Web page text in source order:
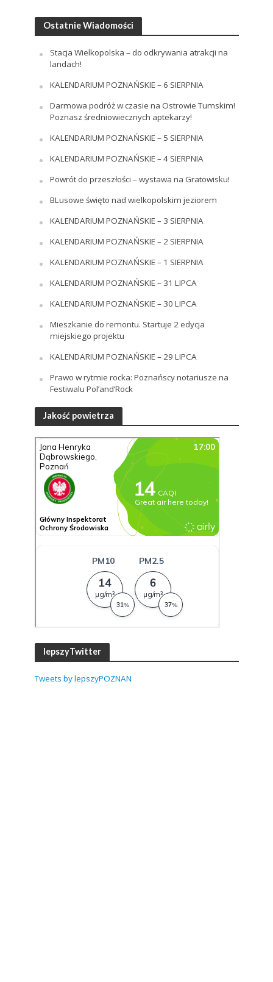
Ostatnie Wiadomości
Stacja Wielkopolska – do odkrywania atrakcji na
landach!
KALENDARIUM POZNAŃSKIE – 6 SIERPNIA
Darmowa podróż w czasie na Ostrowie Tumskim!
Poznasz średniowiecznych aptekarzy!
KALENDARIUM POZNAŃSKIE – 5 SIERPNIA
KALENDARIUM POZNAŃSKIE – 4 SIERPNIA
Powrót do przeszłości – wystawa na Gratowisku!
BLusowe święto nad wielkopolskim jeziorem
KALENDARIUM POZNAŃSKIE – 3 SIERPNIA
KALENDARIUM POZNAŃSKIE – 2 SIERPNIA
KALENDARIUM POZNAŃSKIE – 1 SIERPNIA
KALENDARIUM POZNAŃSKIE – 31 LIPCA
KALENDARIUM POZNAŃSKIE – 30 LIPCA
Mieszkanie do remontu. Startuje 2 edycja
miejskiego projektu
KALENDARIUM POZNAŃSKIE – 29 LIPCA
Prawo w rytmie rocka: Poznańscy notariusze na
Festiwalu Pol’and’Rock
Jakość powietrza
lepszyTwitter
Tweets by lepszyPOZNAN